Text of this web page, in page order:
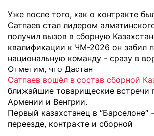
Уже после того, как о контракте
Сатпаев стал лидером
получил вызов в сборную
квалификации к ЧМ-2026 он забил
национальную команду - сразу в
Отметим, что Дастан
Сатпаев вошёл в состав сборной
ближайшие товарищеские встречи
Армении и Венгрии.
Первый казахстанец в “Барселоне“
переезде, контракте и сборной